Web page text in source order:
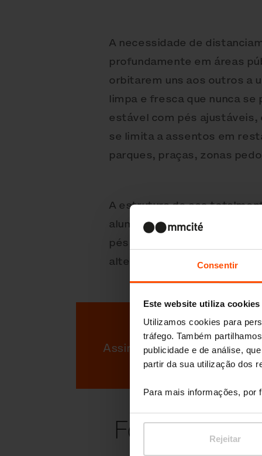
Consentir
Este website utiliza cookies
Utilizamos cookies para
tráfego. Também
publicidade e de análise,
partir da sua utilização dos
Para mais informações, por
Rejeitar
A necessidade de
profundamente em áreas
orbitarem uns aos outros a
limpa e fresca que nunca
estável com pés ajustáveis,
se limita a assentos em
parques, praças, zonas
A estrutura de aço
alumínio ou HPL, que
pés ajustáveis de aço
alternados com parafusos
Assine nossa newsletter
Fotos